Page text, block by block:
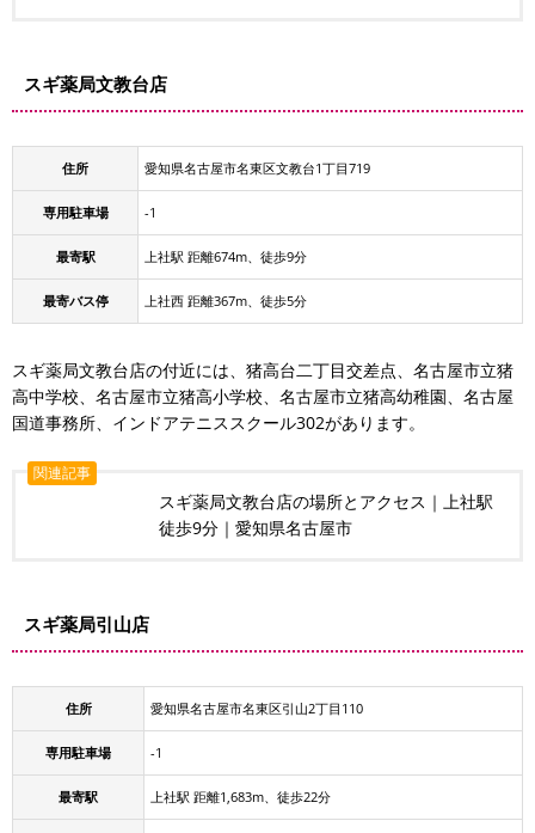
スギ薬局文教台店
住所 愛知県名古屋市名東区文教台1丁目719
専用駐車場 -1
最寄駅 上社駅 距離674m、徒歩9分
最寄バス停 上社西 距離367m、徒歩5分
スギ薬局文教台店の付近には、猪高台二丁目交差点、名古屋市立猪
高中学校、名古屋市立猪高小学校、名古屋市立猪高幼稚園、名古屋
国道事務所、インドアテニススクール302があります。
関連記事
スギ薬局文教台店の場所とアクセス｜上社駅
徒歩9分｜愛知県名古屋市
スギ薬局引山店
住所 愛知県名古屋市名東区引山2丁目110
専用駐車場 -1
最寄駅 上社駅 距離1,683m、徒歩22分